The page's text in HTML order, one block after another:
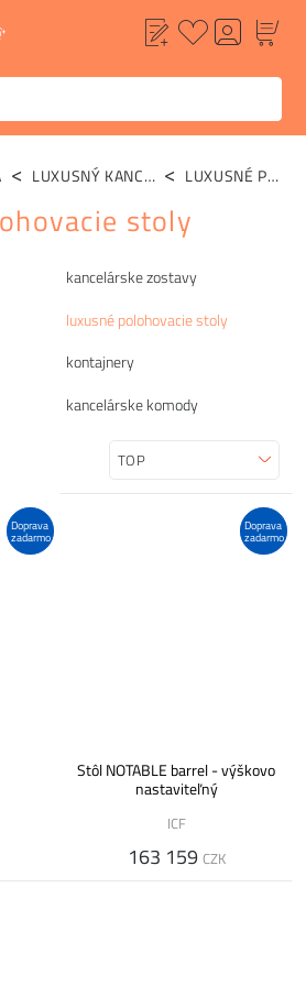
kancelárske zostavy
luxusné polohovacie stoly
kontajnery
kancelárske komody
LUXUSNÝ KANCELÁRSKY NÁBYTOK LUXUSNÉ POLOHOVACIE STOLY
stoly
Zoradiť
Doprava
zadarmo
Doprava
zadarmo
Stôl NOTABLE barrel - výškovo
nastaviteľný
ICF
163 159 CZK